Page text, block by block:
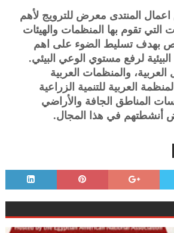
المنتدى معرض للترويج لأهم
تقوم بها المنظمات والهيئات
بهدف تسليط الضوء على اهم
لرفع مستوي الوعي البيئي.
والمنظمات العربية
العربية للتنمية الزراعية
المناطق الجافة والأراضي
أنشطتهم في هذا المجال.